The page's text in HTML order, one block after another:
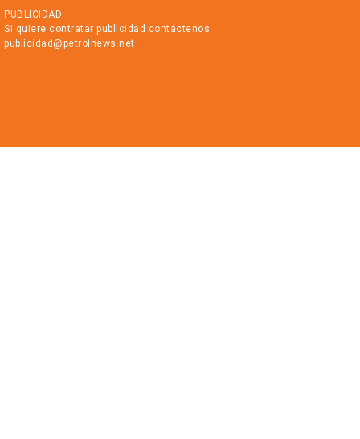
PUBLICIDAD
Si quiere contratar publicidad contáctenos
publicidad@petrolnews.net